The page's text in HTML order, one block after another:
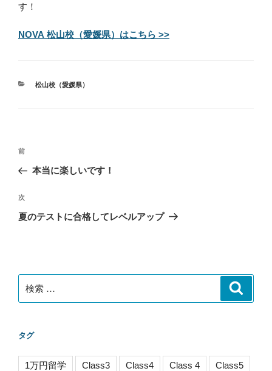
す！
NOVA 松山校（愛媛県）はこちら >>
カ
松山校（愛媛県）
投
ナ
ビ
ゲ
ン
過
去
投
稿
前
本当に楽しいです！
次
の
次
夏のテストに合格してレベルアップ
索:
タグ
1万円留学 Class3 Class4 Class 4 Class5